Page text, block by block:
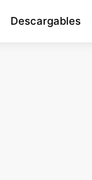
Descargables